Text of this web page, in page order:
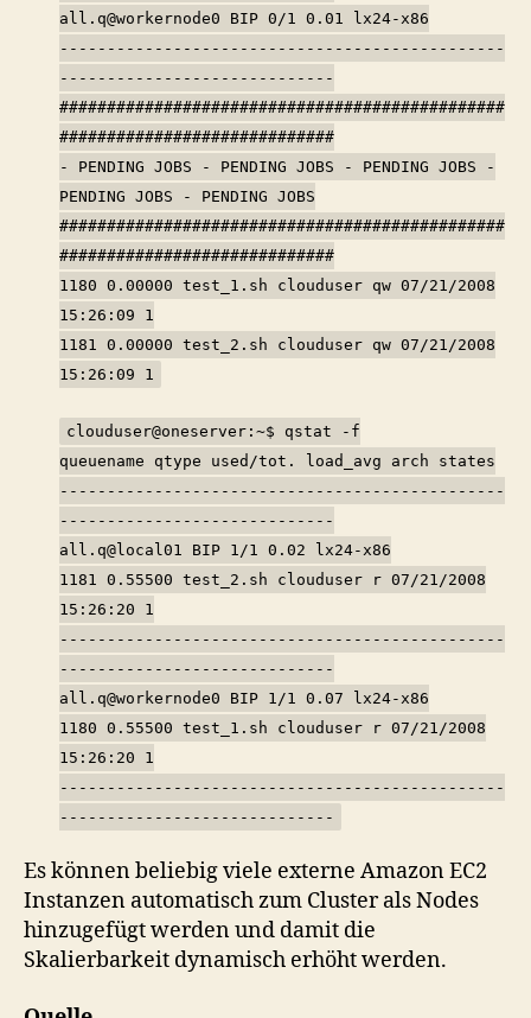
all.q@workernode0 BIP 0/1 0.01 lx24-x86
-----------------------------------------------
-----------------------------
###############################################
#############################
- PENDING JOBS - PENDING JOBS - PENDING JOBS -
PENDING JOBS - PENDING JOBS
###############################################
#############################
1180 0.00000 test_1.sh clouduser qw 07/21/2008
15:26:09 1
1181 0.00000 test_2.sh clouduser qw 07/21/2008
15:26:09 1
clouduser@oneserver:~$ qstat -f
queuename qtype used/tot. load_avg arch states
-----------------------------------------------
-----------------------------
all.q@local01 BIP 1/1 0.02 lx24-x86
1181 0.55500 test_2.sh clouduser r 07/21/2008
15:26:20 1
-----------------------------------------------
-----------------------------
all.q@workernode0 BIP 1/1 0.07 lx24-x86
1180 0.55500 test_1.sh clouduser r 07/21/2008
15:26:20 1
-----------------------------------------------
-----------------------------
Es können beliebig viele externe Amazon EC2
Instanzen automatisch zum Cluster als Nodes
hinzugefügt werden und damit die
Skalierbarkeit dynamisch erhöht werden.